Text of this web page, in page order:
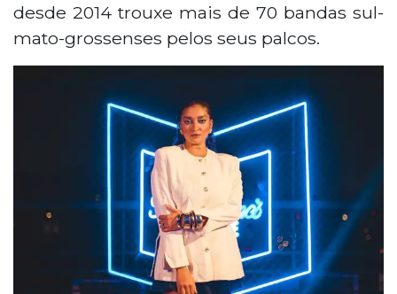
desde 2014 trouxe mais de 70 bandas sul-
mato-grossenses pelos seus palcos.